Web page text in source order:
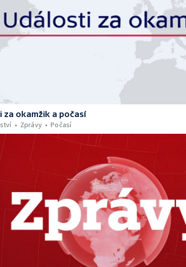
za okamžik a počasí
Zprávy Počasí